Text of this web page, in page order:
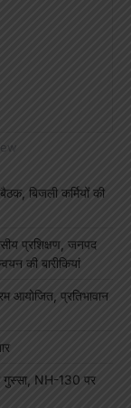
बिजली कर्मियों की
प्रशिक्षण, जनपद
की बारीकियां
आयोजित, प्रतिभावान
गुस्सा, NH-130 पर